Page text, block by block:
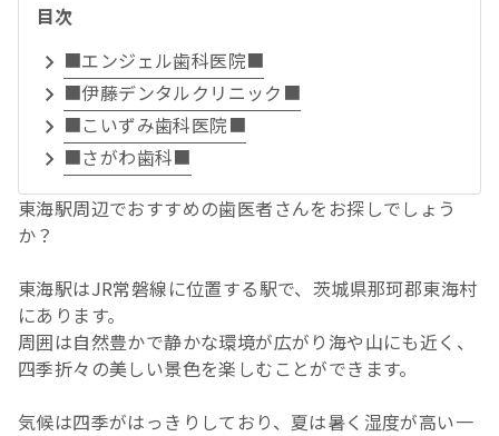
目次
■エンジェル歯科医院■
■伊藤デンタルクリニック■
■こいずみ歯科医院■
■さがわ歯科■
東海駅周辺でおすすめの歯医者さんをお探しでしょう
か？
東海駅はJR常磐線に位置する駅で、茨城県那珂郡東海村
にあります。
周囲は自然豊かで静かな環境が広がり海や山にも近く、
四季折々の美しい景色を楽しむことができます。
気候は四季がはっきりしており、夏は暑く湿度が高い一